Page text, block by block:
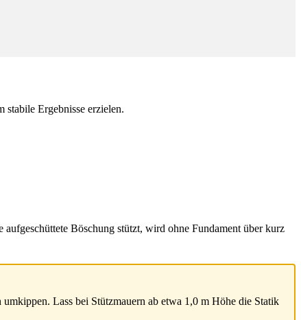
stabile Ergebnisse erzielen.
Böschung stützt, wird ohne Fundament über kurz
Lass bei Stützmauern ab etwa 1,0 m Höhe die Statik